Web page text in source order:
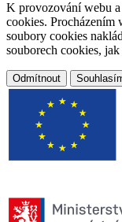
K provozování webu
cookies. Procházením
soubory cookies
souborech cookies,
Odmítnout